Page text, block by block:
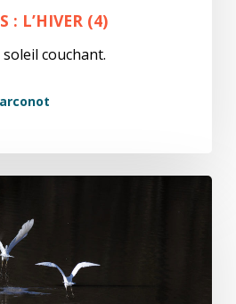
: L’HIVER (4)
couchant.